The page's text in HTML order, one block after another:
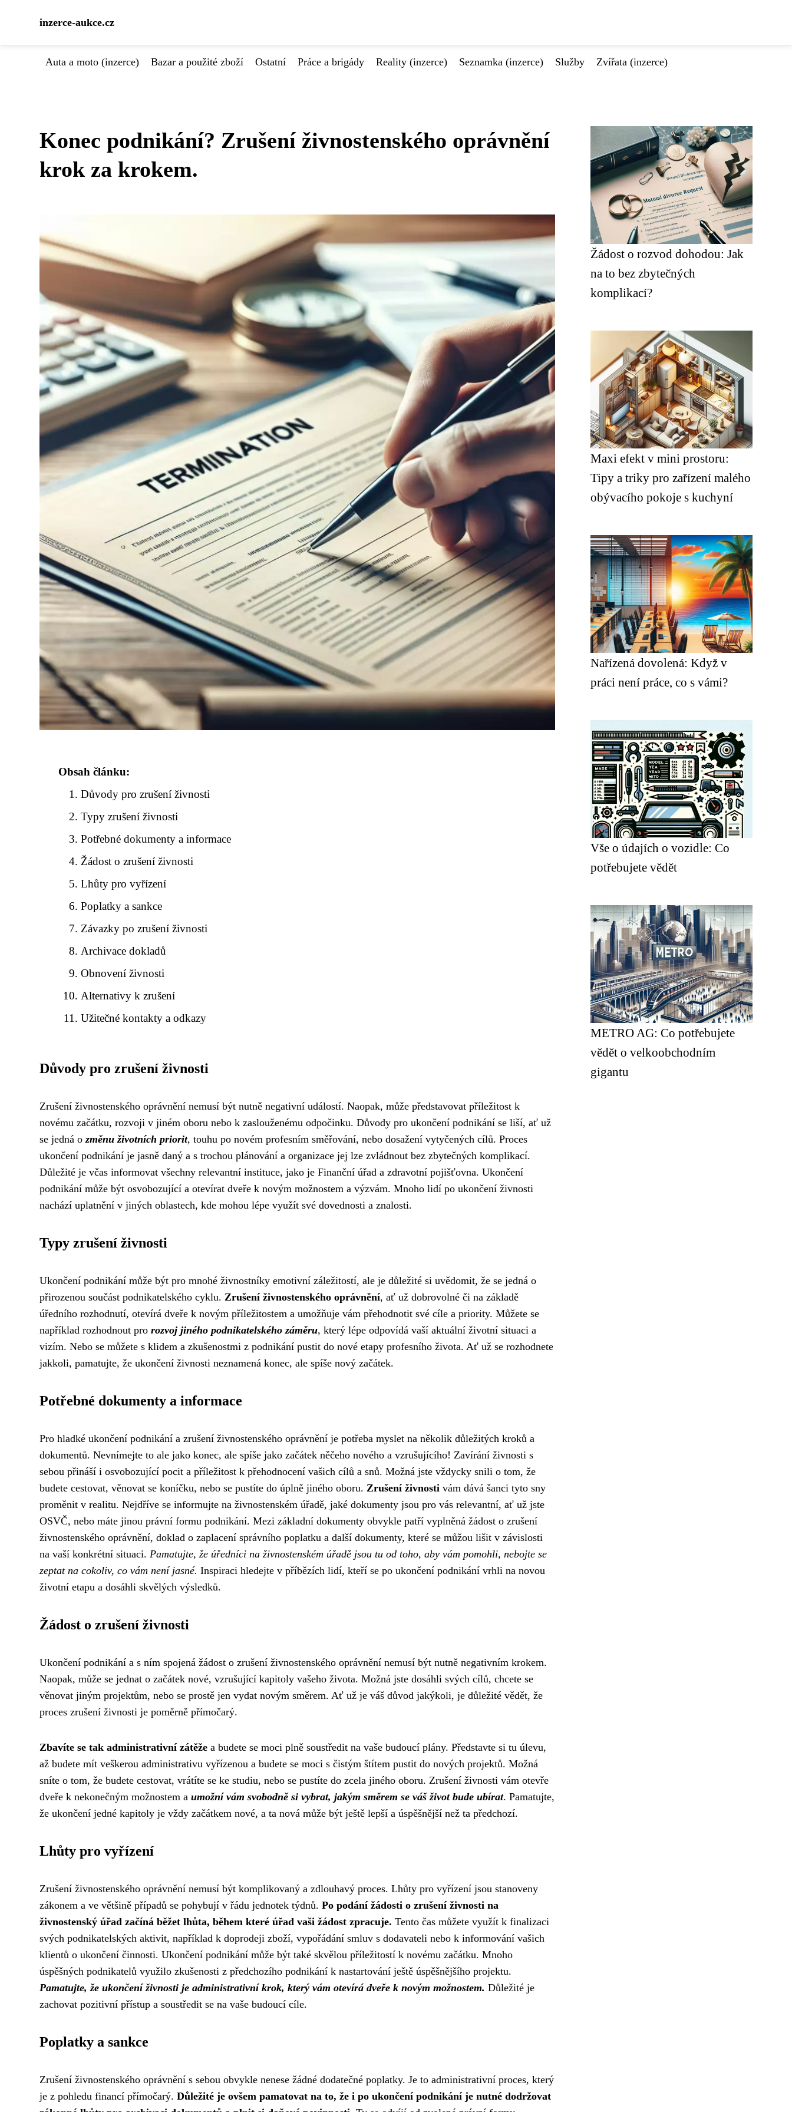
inzerce-aukce.cz
Auta a moto (inzerce) Bazar a použité zboží Ostatní Práce a brigády Reality (inzerce) Seznamka (inzerce) Služby Zvířata (inzerce)
Konec podnikání? Zrušení živnostenského oprávnění
krok za krokem.
Obsah článku:
Důvody pro zrušení živnosti
Typy zrušení živnosti
Potřebné dokumenty a informace
Žádost o zrušení živnosti
Lhůty pro vyřízení
Poplatky a sankce
Závazky po zrušení živnosti
Archivace dokladů
Obnovení živnosti
Alternativy k zrušení
Užitečné kontakty a odkazy
Důvody pro zrušení živnosti
Zrušení živnostenského oprávnění nemusí být nutně negativní událostí. Naopak, může představovat příležitost k
novému začátku, rozvoji v jiném oboru nebo k zaslouženému odpočinku. Důvody pro ukončení podnikání se liší, ať už
se jedná ozměnu životních priorit, touhu po novém profesním směřování, nebo dosažení vytyčených cílů. Proces
ukončení podnikání je jasně daný a s trochou plánování a organizace jej lze zvládnout bez zbytečných komplikací.
Důležité je včas informovat všechny relevantní instituce, jako je Finanční úřad a zdravotní pojišťovna. Ukončení
podnikání může být osvobozující a otevírat dveře k novým možnostem a výzvám. Mnoho lidí po ukončení živnosti
nachází uplatnění v jiných oblastech, kde mohou lépe využít své dovednosti a znalosti.
Typy zrušení živnosti
Ukončení podnikání může být pro mnohé živnostníky emotivní záležitostí, ale je důležité si uvědomit, že se jedná o
přirozenou součást podnikatelského cyklu. Zrušení živnostenského oprávnění, ať už dobrovolné či na základě
úředního rozhodnutí, otevírá dveře k novým příležitostem a umožňuje vám přehodnotit své cíle a priority. Můžete se
například rozhodnout pro rozvoj jiného podnikatelského záměru, který lépe odpovídá vaší aktuální životní situaci a
vizím. Nebo se můžete s klidem a zkušenostmi z podnikání pustit do nové etapy profesního života. Ať už se rozhodnete
jakkoli, pamatujte, že ukončení živnosti neznamená konec, ale spíše nový začátek.
Potřebné dokumenty a informace
Pro hladké ukončení podnikání a zrušení živnostenského oprávnění je potřeba myslet na několik důležitých kroků a
dokumentů. Nevnímejte to ale jako konec, ale spíše jako začátek něčeho nového a vzrušujícího! Zavírání živnosti s
sebou přináší i osvobozující pocit a příležitost k přehodnocení vašich cílů a snů. Možná jste vždycky snili o tom, že
budete cestovat, věnovat se koníčku, nebo se pustíte do úplně jiného oboru. Zrušení živnosti vám dává šanci tyto sny
proměnit v realitu. Nejdříve se informujte na živnostenském úřadě, jaké dokumenty jsou pro vás relevantní, ať už jste
OSVČ, nebo máte jinou právní formu podnikání. Mezi základní dokumenty obvykle patří vyplněná žádost o zrušení
živnostenského oprávnění, doklad o zaplacení správního poplatku a další dokumenty, které se můžou lišit v závislosti
na vaší konkrétní situaci. Pamatujte, že úředníci na živnostenském úřadě jsou tu od toho, aby vám pomohli, nebojte se
zeptat na cokoliv, co vám není jasné. Inspiraci hledejte v příbězích lidí, kteří se po ukončení podnikání vrhli na novou
životní etapu a dosáhli skvělých výsledků.
Žádost o zrušení živnosti
Ukončení podnikání a s ním spojená žádost o zrušení živnostenského oprávnění nemusí být nutně negativním krokem.
Naopak, může se jednat o začátek nové, vzrušující kapitoly vašeho života. Možná jste dosáhli svých cílů, chcete se
věnovat jiným projektům, nebo se prostě jen vydat novým směrem. Ať už je váš důvod jakýkoli, je důležité vědět, že
proces zrušení živnosti je poměrně přímočarý.
Zbavíte se tak administrativní zátěže a budete se moci plně soustředit na vaše budoucí plány. Představte si tu úlevu,
až budete mít veškerou administrativu vyřízenou a budete se moci s čistým štítem pustit do nových projektů. Možná
sníte o tom, že budete cestovat, vrátíte se ke studiu, nebo se pustíte do zcela jiného oboru. Zrušení živnosti vám otevře
dveře k nekonečným možnostem a umožní vám svobodně si vybrat, jakým směrem se váš život bude ubírat. Pamatujte,
že ukončení jedné kapitoly je vždy začátkem nové, a ta nová může být ještě lepší a úspěšnější než ta předchozí.
Lhůty pro vyřízení
Zrušení živnostenského oprávnění nemusí být komplikovaný a zdlouhavý proces. Lhůty pro vyřízení jsou stanoveny
zákonem a ve většině případů se pohybují v řádu jednotek týdnů. Po podání žádosti o zrušení živnosti na
živnostenský úřad začíná běžet lhůta, během které úřad vaši žádost zpracuje. Tento čas můžete využít k finalizaci
svých podnikatelských aktivit, například k doprodeji zboží, vypořádání smluv s dodavateli nebo k informování vašich
klientů o ukončení činnosti. Ukončení podnikání může být také skvělou příležitostí k novému začátku. Mnoho
úspěšných podnikatelů využilo zkušenosti z předchozího podnikání k nastartování ještě úspěšnějšího projektu.
Pamatujte, že ukončení živnosti je administrativní krok, který vám otevírá dveře k novým možnostem. Důležité je
zachovat pozitivní přístup a soustředit se na vaše budoucí cíle.
Poplatky a sankce
Zrušení živnostenského oprávnění s sebou obvykle nenese žádné dodatečné poplatky. Je to administrativní proces, který
je z pohledu financí přímočarý. Důležité je ovšem pamatovat na to, že i po ukončení podnikání je nutné dodržovat
Žádost o rozvod dohodou: Jak
na to bez zbytečných
komplikací?
Maxi efekt v mini prostoru:
Tipy a triky pro zařízení malého
obývacího pokoje s kuchyní
Nařízená dovolená: Když v
práci není práce, co s vámi?
Vše o údajích o vozidle: Co
potřebujete vědět
METRO AG: Co potřebujete
vědět o velkoobchodním
gigantu